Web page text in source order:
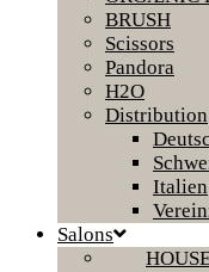
BRUSH
Scissors
Pandora
H2O
Distribution
Italien
Salons